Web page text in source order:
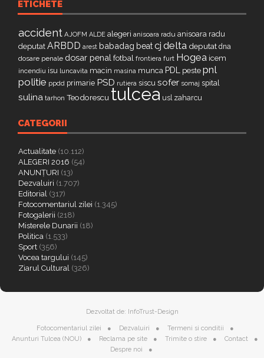
ETICHETE
accident AJOFM ALDE alegeri anisoara radu anisoara radu
deputat ARBDD arest babadag beatcj delta deputat dna
dosare penale dosar penal fotbal frontiera furt Hogea icem
incendiu isu luncavita macin masina munca PDL peste pnl
politie ppdd primarie PSD rutiera siscu sofer somaj spital
sulina tarhon Teodorescu tulcea usl zaharcu
CATEGORII
Actualitate (10.112)
ALEGERI 2016 (54)
ANUNȚURI (13)
Dezvaluiri (1.707)
Editorial (317)
Fotocomentariul zilei (1.345)
Fotogalerii (218)
Misterele Dunarii (18)
Politica (1.533)
Sport (356)
Vocea targului (145)
Ziarul Cultural (326)
Dezvoltat de: InfoTrust-Design
Fotocomentariul zilei Dezvaluiri
Termeni si conditii
Anunturi Tulcea (NOU)
Reclama pe site Trimite o stire
Contact
Despre noi